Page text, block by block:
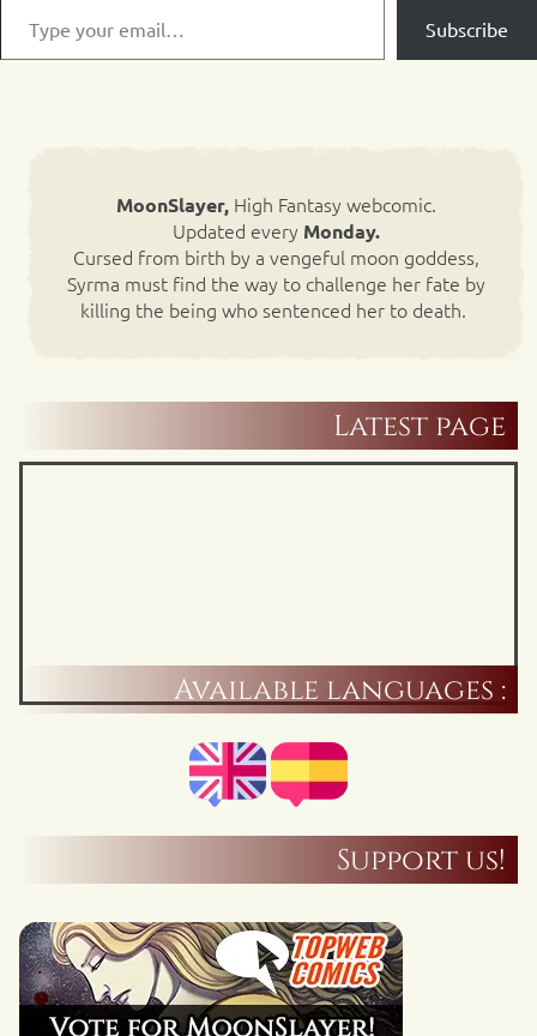
Subscribe
MoonSlayer,High Fantasy webcomic.
Updated every Monday.
Cursed from birth by a vengeful moon goddess,
Syrma must find the way to challenge her fate by
killing the being who sentenced her to death.
Latest page
Available languages :
Support us!